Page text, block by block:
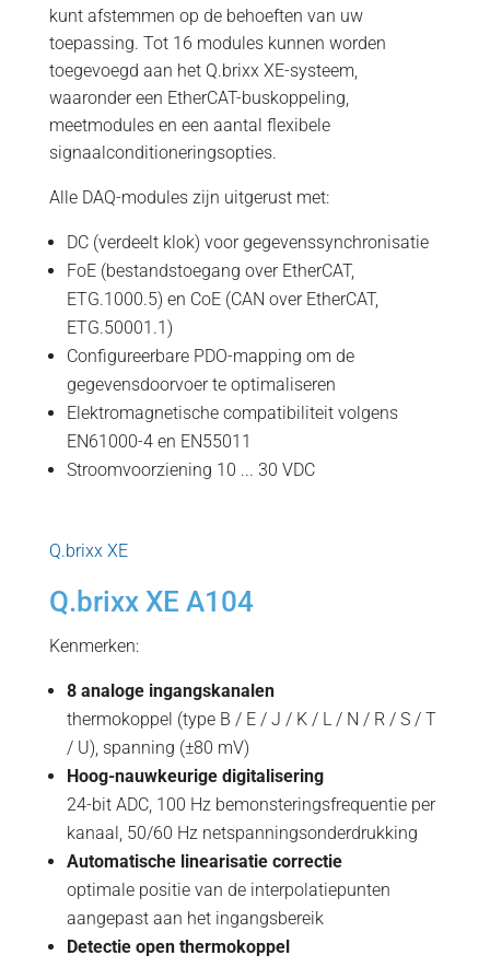
kunt afstemmen op de behoeften van uw
toepassing. Tot 16 modules kunnen worden
toegevoegd aan het Q.brixx XE-systeem,
waaronder een EtherCAT-buskoppeling,
meetmodules en een aantal flexibele
signaalconditioneringsopties.
Alle DAQ-modules zijn uitgerust met:
DC (verdeelt klok) voor gegevenssynchronisatie
FoE (bestandstoegang over EtherCAT,
ETG.1000.5) en CoE (CAN over EtherCAT,
ETG.50001.1)
Configureerbare PDO-mapping om de
gegevensdoorvoer te optimaliseren
Elektromagnetische compatibiliteit volgens
EN61000-4 en EN55011
Stroomvoorziening 10 ... 30 VDC
Q.brixx XE
Q.brixx XE A104
Kenmerken:
8 analoge ingangskanalen
thermokoppel (type B / E / J / K / L / N / R / S / T
/ U), spanning (±80 mV)
Hoog-nauwkeurige digitalisering
24-bit ADC, 100 Hz bemonsteringsfrequentie per
kanaal, 50/60 Hz netspanningsonderdrukking
Automatische linearisatie correctie
optimale positie van de interpolatiepunten
aangepast aan het ingangsbereik
Detectie open thermokoppel